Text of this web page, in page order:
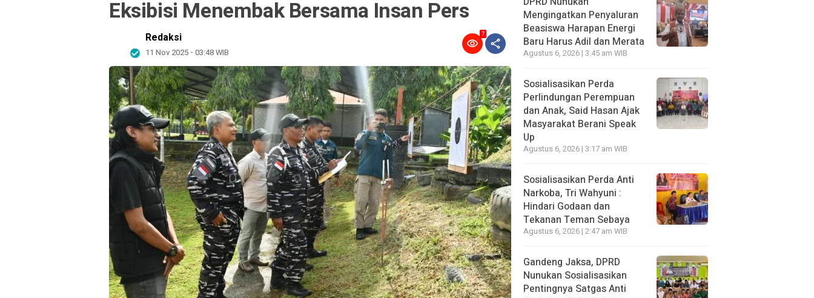
Eksibisi Menembak Bersama Insan Pers
Redaksi
11 Nov 2025 - 03:48 WIB
7
Mengingatkan Penyaluran
Beasiswa Harapan Energi
Baru Harus Adil dan Merata
Agustus 6, 2026 | 3:45 am WIB
Sosialisasikan Perda
Perlindungan Perempuan
dan Anak, Said Hasan Ajak
Masyarakat Berani Speak
Up
Agustus 6, 2026 | 3:17 am WIB
Sosialisasikan Perda Anti
Narkoba, Tri Wahyuni :
Hindari Godaan dan
Tekanan Teman Sebaya
Agustus 6, 2026 | 2:47 am WIB
Gandeng Jaksa, DPRD
Nunukan Sosialisasikan
Pentingnya Satgas Anti